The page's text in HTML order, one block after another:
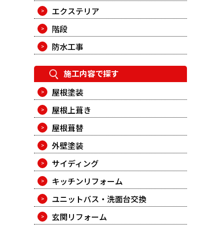
エクステリア
階段
防水工事
施工内容で探す
屋根塗装
屋根上葺き
屋根葺替
外壁塗装
サイディング
キッチンリフォーム
ユニットバス・洗面台交換
玄関リフォーム